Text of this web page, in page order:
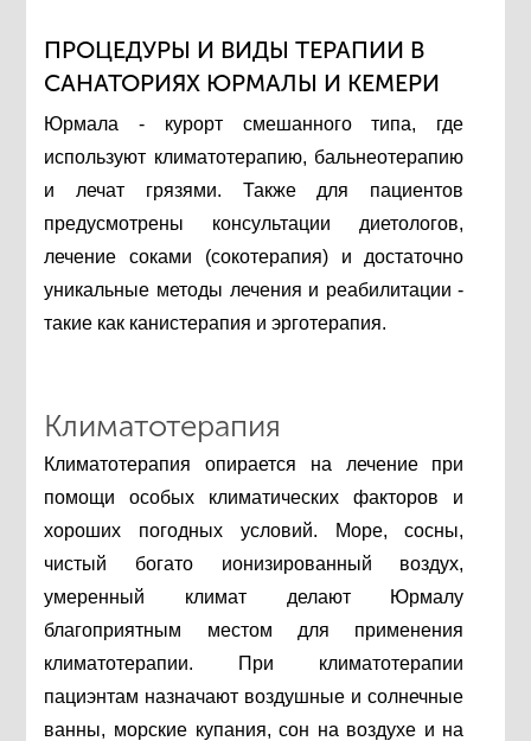
ПРОЦЕДУРЫ И ВИДЫ ТЕРАПИИ В
САНАТОРИЯХ ЮРМАЛЫ И КЕМЕРИ
Юрмала - курорт смешанного типа, где
используют климатотерапию, бальнеотерапию
и лечат грязями. Также для пациентов
предусмотрены консультации диетологов,
лечение соками (сокотерапия) и достаточно
уникальные методы лечения и реабилитации -
такие как канистерапия и эрготерапия.
Климатотерапия
Климатотерапия опирается на лечение при
помощи особых климатических факторов и
хороших погодных условий. Море, сосны,
чистый богато ионизированный воздух,
умеренный климат делают Юрмалу
благоприятным местом для применения
климатотерапии. При климатотерапии
пациэнтам назначают воздушные и солнечные
ванны, морские купания, сон на воздухе и на